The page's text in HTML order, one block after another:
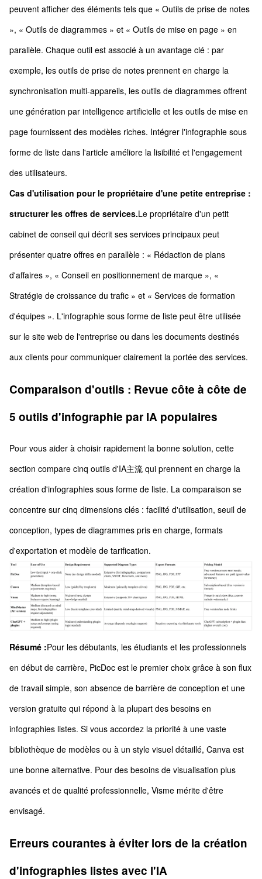
peuvent afficher des éléments tels que « Outils de prise de notes
», « Outils de diagrammes » et « Outils de mise en page » en
parallèle. Chaque outil est associé à un avantage clé : par
exemple, les outils de prise de notes prennent en charge la
synchronisation multi-appareils, les outils de diagrammes offrent
une génération par intelligence artificielle et les outils de mise en
page fournissent des modèles riches. Intégrer l'infographie sous
forme de liste dans l'article améliore la lisibilité et l'engagement
des utilisateurs.
Cas d'utilisation pour le propriétaire d'une petite entreprise :
structurer les offres de services.Le propriétaire d'un petit
cabinet de conseil qui décrit ses services principaux peut
présenter quatre offres en parallèle : « Rédaction de plans
d'affaires », « Conseil en positionnement de marque », «
Stratégie de croissance du trafic » et « Services de formation
d'équipes ». L'infographie sous forme de liste peut être utilisée
sur le site web de l'entreprise ou dans les documents destinés
aux clients pour communiquer clairement la portée des services.
Comparaison d'outils : Revue côte à côte de
5 outils d'infographie par IA populaires
Pour vous aider à choisir rapidement la bonne solution, cette
section compare cinq outils d'IA主流 qui prennent en charge la
création d'infographies sous forme de liste. La comparaison se
concentre sur cinq dimensions clés : facilité d'utilisation, seuil de
conception, types de diagrammes pris en charge, formats
d'exportation et modèle de tarification.
Résumé :Pour les débutants, les étudiants et les professionnels
en début de carrière, PicDoc est le premier choix grâce à son flux
de travail simple, son absence de barrière de conception et une
version gratuite qui répond à la plupart des besoins en
infographies listes. Si vous accordez la priorité à une vaste
bibliothèque de modèles ou à un style visuel détaillé, Canva est
une bonne alternative. Pour des besoins de visualisation plus
avancés et de qualité professionnelle, Visme mérite d'être
envisagé.
Erreurs courantes à éviter lors de la création
d'infographies listes avec l'IA